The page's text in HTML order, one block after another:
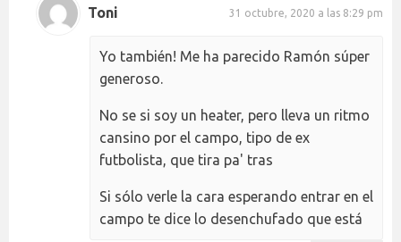
Toni 31 octubre, 2020 a las 8:29 pm
Yo también! Me ha parecido Ramón súper
generoso.
No se si soy un heater, pero lleva un ritmo
cansino por el campo, tipo de ex
futbolista, que tira pa' tras
Si sólo verle la cara esperando entrar en el
campo te dice lo desenchufado que está